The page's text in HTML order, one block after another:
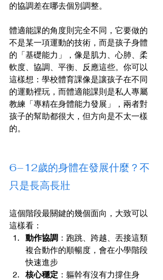
的協調差在哪去個別調整。
體適能課的角度則完全不同，它要做的
不是某一項運動的技術，而是孩子身體
的「基礎能力」，像是肌力、心肺、柔
軟度、協調、平衡、反應這些。你可以
這樣想：學校體育課像是讓孩子在不同
的運動裡玩，而體適能課則是私人專屬
教練「專精在身體能力發展」，兩者對
孩子的幫助都很大，但方向是不太一樣
的。
6–12歲的身體在發展什麼？不
只是長高長壯
這個階段最關鍵的幾個面向，大致可以
這樣看：
動作協調 ：跑跳、跨越、丟接這類
複合動作的順暢度，會在小學階段
快速進步
核心穩定 ：軀幹有沒有力撐住身